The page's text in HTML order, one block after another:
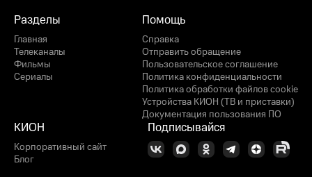
Разделы
Главная
Телеканалы
Фильмы
Сериалы
Помощь
Справка
Отправить обращение
Пользовательское соглашение
Политика конфиденциальности
Политика обработки файлов cookie
Устройства КИОН (ТВ и приставки)
Документация пользования ПО
КИОН
Корпоративный сайт
Блог
Подписывайся